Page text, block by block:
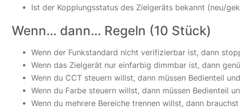
Ist der Kopplungsstatus des Zielgeräts bekannt (neu/
Wenn… dann… Regeln (10 Stück)
Wenn der Funkstandard nicht verifizierbar ist, dann
Wenn das Zielgerät nur einfarbig dimmbar ist, dann
Wenn du CCT steuern willst, dann müssen Bedienteil
Wenn du Farbe steuern willst, dann müssen Bedienteil
Wenn du mehrere Bereiche trennen willst, dann